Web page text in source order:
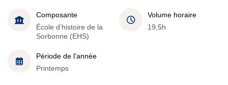
Composante
École d'histoire de la
Sorbonne (EHS)
Volume horaire
19,5h
Période de l'année
Printemps